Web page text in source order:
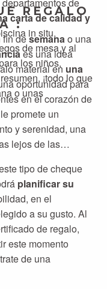
carta de calidad y
in situ,
de mesa y al
los niños,
¡todo lo que
o unas
REGALO
:
desemanao una
es una idea
material en una
oportunidad para
en el corazón de
promete un
y serenidad, una
lejos de las
tipo de cheque
planificar su
en el
a su gusto. Al
de regalo,
este momento
de una